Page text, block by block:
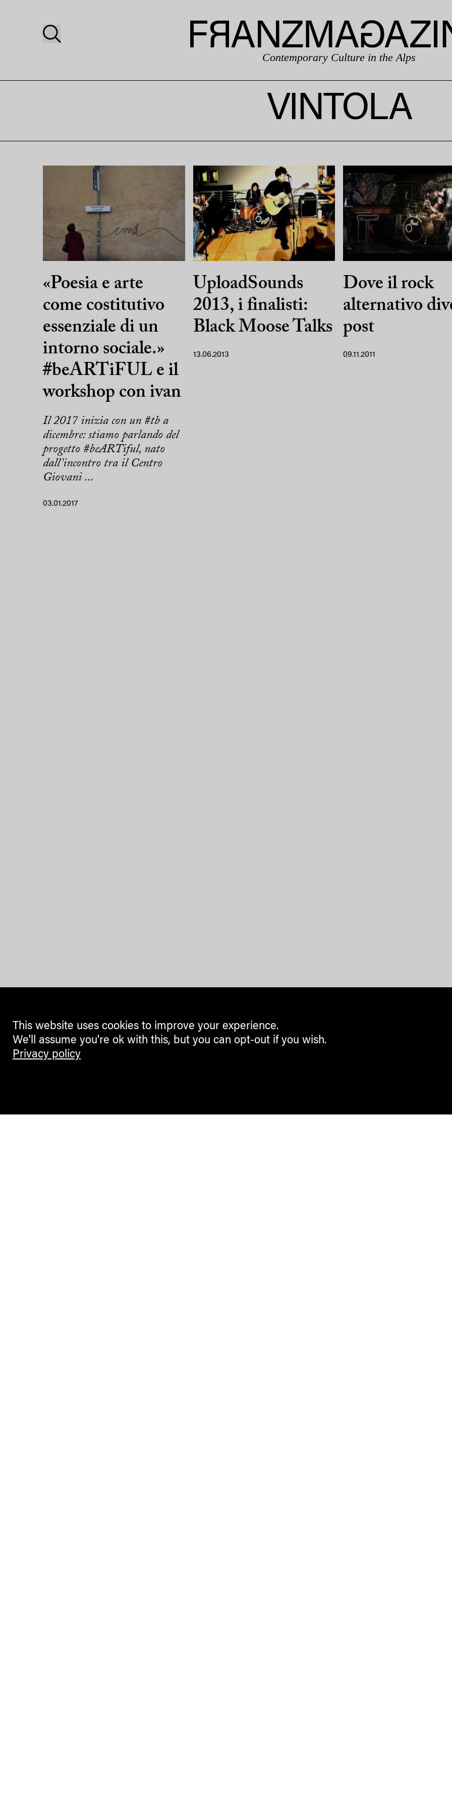
Contemporary Culture in the Alps
VINTOLA
«Poesia e arte
come costitutivo
essenziale di un
intorno sociale.»
#beARTiFUL e il
workshop con ivan
Il 2017 inizia con un #tb a
dicembre: stiamo parlando del
progetto #beARTiful, nato
dall’incontro tra il Centro
Giovani ...
03.01.2017
UploadSounds
2013, i finalisti:
Black Moose Talks
13.06.2013
Dove il rock
alternativo
post
09.11.2011
This website uses cookies to improve your experience.
We'll assume you're ok with this, but you can opt-out if you wish.
Privacy policy